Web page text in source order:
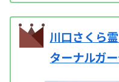
川口さくら
ターナルガ